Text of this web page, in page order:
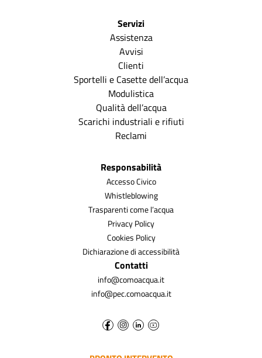
Servizi
Assistenza
Avvisi
Clienti
Sportelli e Casette dell’acqua
Modulistica
Qualità dell’acqua
Scarichi industriali e rifiuti
Reclami
Responsabilità
Accesso Civico
Whistleblowing
Trasparenti come l’acqua
Privacy Policy
Cookies Policy
Dichiarazione di accessibilità
Contatti
info@comoacqua.it
info@pec.comoacqua.it